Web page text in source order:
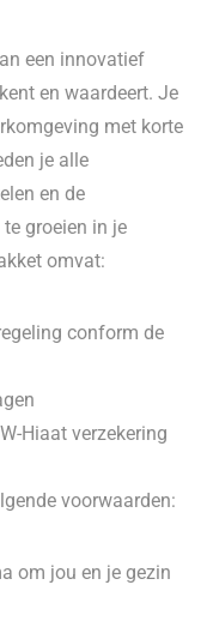
een innovatief
en waardeert. Je
met korte
je alle
en de
groeien in je
omvat:
conform de
Hiaat verzekering
voorwaarden:
om jou en je gezin